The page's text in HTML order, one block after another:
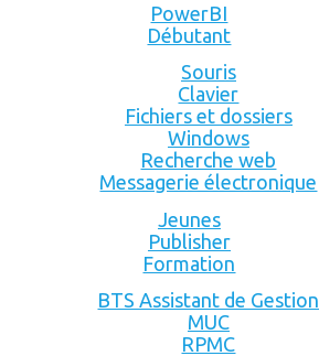
PowerBI
Débutant
Souris
Clavier
Fichiers et dossiers
Windows
Recherche web
Messagerie électronique
Jeunes
Publisher
Formation
BTS Assistant de Gestion
MUC
RPMC